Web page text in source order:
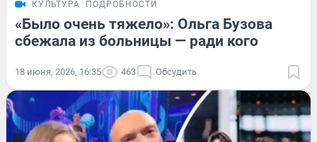
КУЛЬТУРА ПОДРОБНОСТИ
«Было очень тяжело»: Ольга Бузова
сбежала из больницы — ради кого
18 июня, 2026, 16:35 463 Обсудить